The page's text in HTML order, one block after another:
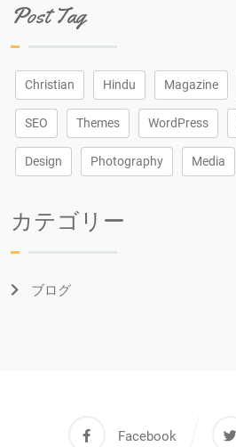
Post Tag
Christian Hindu Magazine
SEO Themes WordPress
Design Photography Media
カテゴリー
ブログ
Facebook